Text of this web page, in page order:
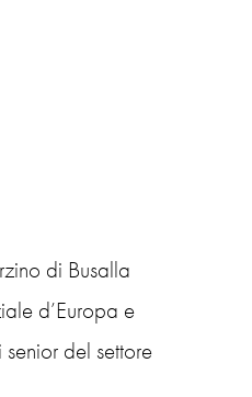
di Busalla
d’Europa e
del settore